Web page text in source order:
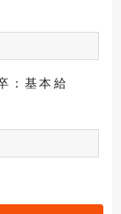
：基本給